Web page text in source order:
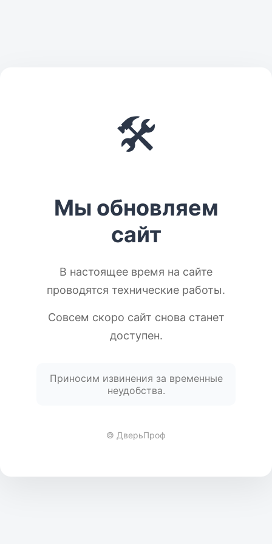
🛠️
Мы обновляем
сайт
В настоящее время на сайте
проводятся технические работы.
Совсем скоро сайт снова станет
доступен.
Приносим извинения за временные
неудобства.
© ДверьПроф